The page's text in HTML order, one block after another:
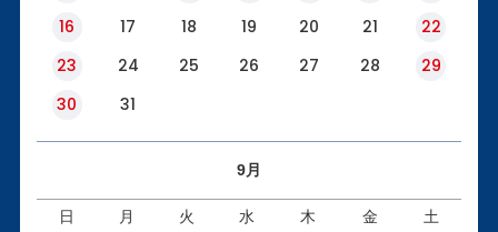
16
17 18 19 20 21
22
23
24 25 26 27 28
29
30
31
9月
日 月 火 水 木 金 土